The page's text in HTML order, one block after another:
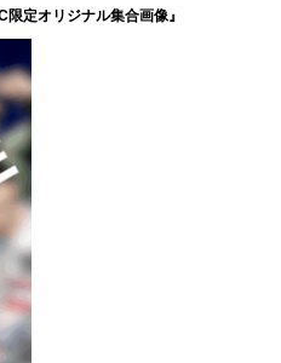
定オリジナル集合画像』